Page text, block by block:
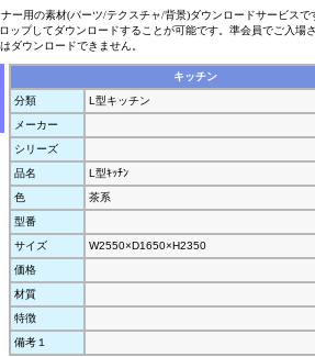
ー用の素材(パーツ/テクスチャ/背景)ダウンロードサービスで
ップしてダウンロードすることが可能です。準会員でご入場
ダウンロードできません。
キッチン
分類
L型キッチン
メーカー
シリーズ
品名
L型ｷｯﾁﾝ
色
茶系
型番
サイズ
W2550×D1650×H2350
価格
材質
特徴
備考１